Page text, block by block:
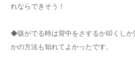
れならできそう！
◆咳がでる時は背中をさするか叩くしか
かの方法も知れてよかったです。